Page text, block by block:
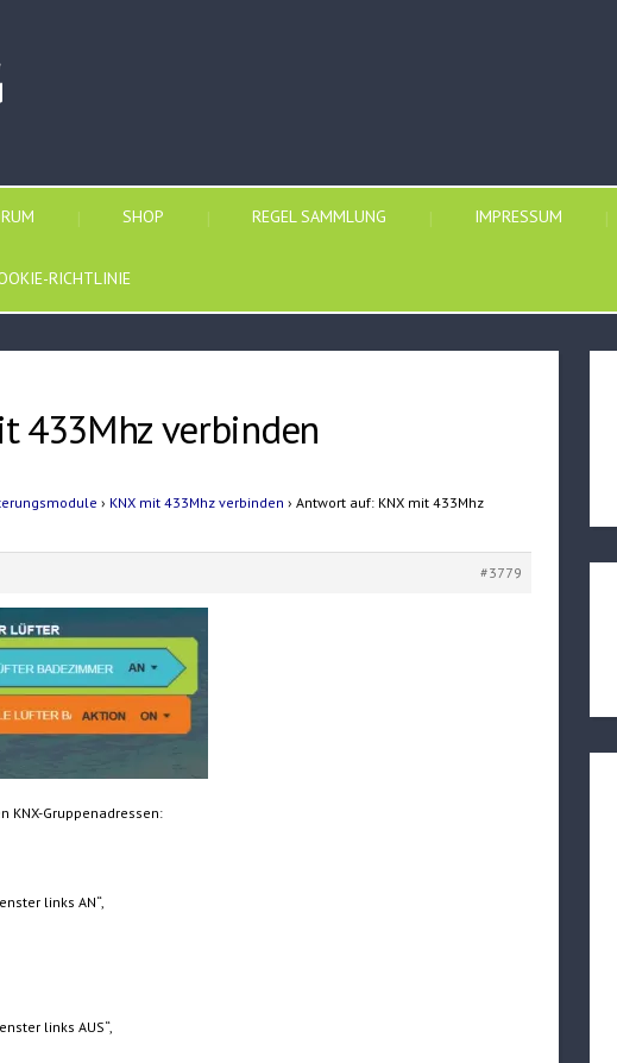
SHOP REGEL SAMMLUNG IMPRESSUM
RICHTLINIE
433Mhz verbinden
› KNX mit 433Mhz verbinden › Antwort auf: KNX mit 433Mhz
#3779
KNX-Gruppenadressen:
links AN“,
links AUS“,